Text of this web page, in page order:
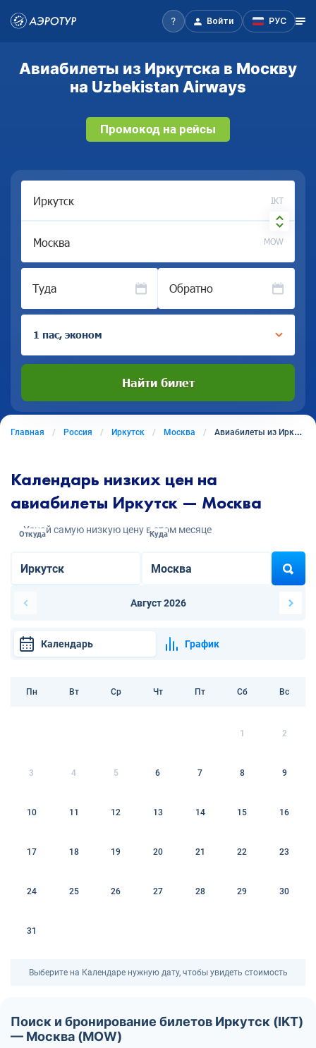
Войти РУС
Авиабилеты из Иркутска в Москву
на Uzbekistan Airways
Промокод на рейсы
IKT
MOW
Туда Обратно
1 пас, эконом
Найти билет
Главная Россия Иркутск Москва Авиабилеты из Иркутска в Москву
Календарь низких цен на
авиабилеты Иркутск — Москва
Узнай самую низкую цену в этом месяце
Откуда Куда
Август 2026
Календарь График
Пн Вт Ср Чт Пт Сб Вс
1 2
3 4 5 6 7 8 9
10 11 12 13 14 15 16
17 18 19 20 21 22 23
24 25 26 27 28 29 30
31
Выберите на Календаре нужную дату, чтобы увидеть стоимость
Поиск и бронирование билетов Иркутск (IKT)
— Москва (MOW)